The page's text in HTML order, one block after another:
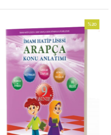
بيع
%20بيع